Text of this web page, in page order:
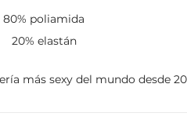
80% poliamida
20% elastán
más sexy del mundo desde